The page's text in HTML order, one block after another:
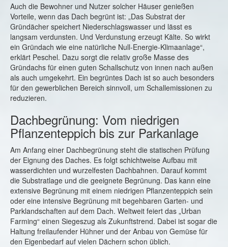
Auch die Bewohner und Nutzer solcher Häuser genießen
Vorteile, wenn das Dach begrünt ist: „Das Substrat der
Gründächer speichert Niederschlagswasser und lässt es
langsam verdunsten. Und Verdunstung erzeugt Kälte. So wirkt
ein Gründach wie eine natürliche Null-Energie-Klimaanlage“,
erklärt Peschel. Dazu sorgt die relativ große Masse des
Gründachs für einen guten Schallschutz von innen nach außen
als auch umgekehrt. Ein begrüntes Dach ist so auch besonders
für den gewerblichen Bereich sinnvoll, um Schallemissionen zu
reduzieren.
Dachbegrünung: Vom niedrigen
Pflanzenteppich bis zur Parkanlage
Am Anfang einer Dachbegrünung steht die statischen Prüfung
der Eignung des Daches. Es folgt schichtweise Aufbau mit
wasserdichten und wurzelfesten Dachbahnen. Darauf kommt
die Substratlage und die geeignete Begrünung. Das kann eine
extensive Begrünung mit einem niedrigen Pflanzenteppich sein
oder eine intensive Begrünung mit begehbaren Garten- und
Parklandschaften auf dem Dach. Weltweit feiert das „Urban
Farming“ einen Siegeszug als Zukunftstrend. Dabei ist sogar die
Haltung freilaufender Hühner und der Anbau von Gemüse für
den Eigenbedarf auf vielen Dächern schon üblich.